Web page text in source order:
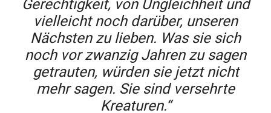
Gerechtigkeit, von Ungleichheit und
vielleicht noch darüber, unseren
Nächsten zu lieben. Was sie sich
noch vor zwanzig Jahren zu sagen
getrauten, würden sie jetzt nicht
mehr sagen. Sie sind versehrte
Kreaturen.“